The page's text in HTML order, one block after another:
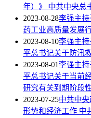
年）》 中共中央总
2023-08-28李强主
药工业高质量发展
2023-08-10李强主
平总书记关于防汛
2023-08-01李强主
平总书记关于当前
研究有关到期阶段
2023-07-25中共中
形势和经济工作 中